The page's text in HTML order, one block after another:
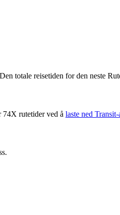
totale reisetiden for den neste
74X rutetider ved å laste ned Transit-